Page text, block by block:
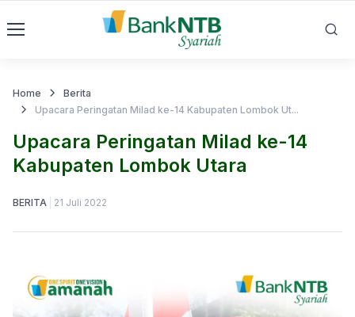
Home
Berita
Upacara Peringatan Milad ke-14 Kabupaten Lombok Ut...
Upacara Peringatan Milad ke-14
Kabupaten Lombok Utara
BERITA 21 Juli 2022